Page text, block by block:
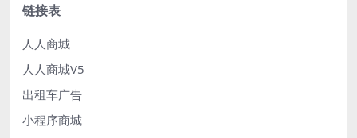
链接表
人人商城
人人商城V5
出租车广告
小程序商城